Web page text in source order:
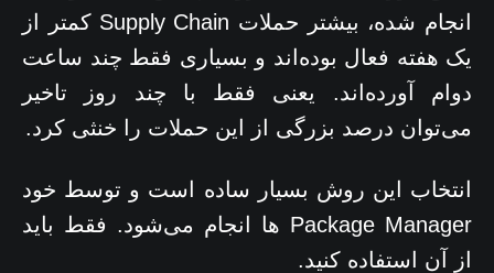
انجام شده، بیشتر حملات Supply Chain کمتر از
یک هفته فعال بوده‌اند و بسیاری فقط چند ساعت
دوام آورده‌اند. یعنی فقط با چند روز تاخیر
می‌توان درصد بزرگی از این حملات را خنثی کرد.
انتخاب این روش بسیار ساده است و توسط خود
Package Manager ها انجام می‌شود. فقط باید
از آن استفاده کنید.